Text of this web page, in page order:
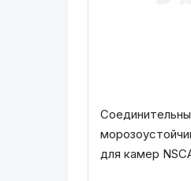
для камер